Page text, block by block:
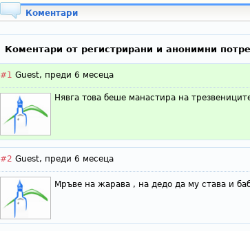
Коментари
Коментари от регистрирани и анонимни
#1 Guest, преди 6 месеца
Нявга това беше манастира на
#2 Guest, преди 6 месеца
Мръве на жарава , на дедо да му става и